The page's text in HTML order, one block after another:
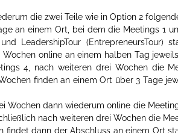
die zwei Teile wie in Option 2
an einem Ort, bei dem die Meetings 1
und LeadershipTour (EntrepreneursTour)
online an einem halben Tag
4, nach weiteren drei Wochen die
finden an einem Ort über 3 Tage
Wochen dann wiederum online die
nach weiteren drei Wochen die
findet dann der Abschluss an einem Ort